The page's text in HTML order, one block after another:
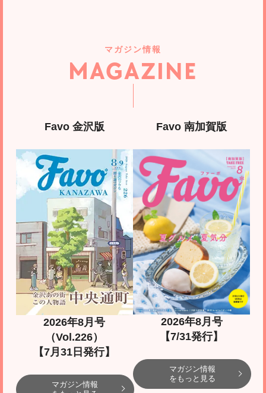
マガジン情報
MAGAZINE
Favo 金沢版
2026年8月号
（Vol.226）
【7月31日発行】
マガジン情報
Favo 南加賀版
2026年8月号
【7/31発行】
マガジン情報
をもっと見る